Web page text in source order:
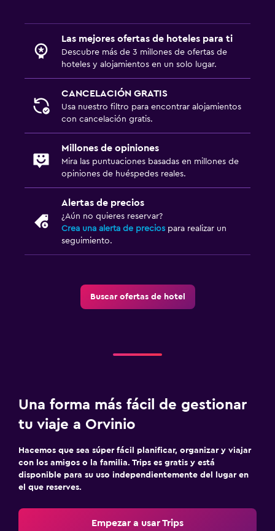
Las mejores ofertas de hoteles para ti
Descubre más de 3 millones de ofertas de
hoteles y alojamientos en un solo lugar.
CANCELACIÓN GRATIS
Usa nuestro filtro para encontrar alojamientos
con cancelación gratis.
Millones de opiniones
Mira las puntuaciones basadas en millones de
opiniones de huéspedes reales.
Alertas de precios
¿Aún no quieres reservar?
Crea una alerta de precios para realizar un
seguimiento.
Buscar ofertas de hotel
Una forma más fácil de gestionar
tu viaje a Orvinio
Hacemos que sea súper fácil planificar, organizar y viajar
con los amigos o la familia. Trips es gratis y está
disponible para su uso independientemente del lugar en
el que reserves.
Empezar a usar Trips